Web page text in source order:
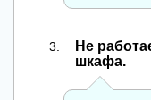
Не
шкафа.